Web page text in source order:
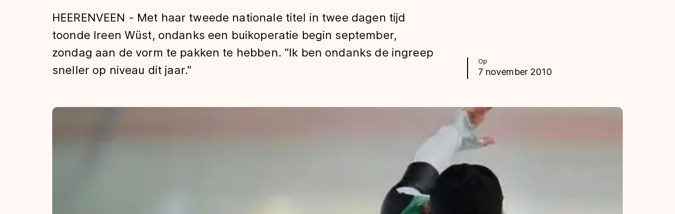
Tijden & historie
De weg op
Op
7 november 2010
HEERENVEEN - Met haar tweede nationale titel in twee dagen tijd
toonde Ireen Wüst, ondanks een buikoperatie begin september,
zondag aan de vorm te pakken te hebben. "Ik ben ondanks de ingreep
sneller op niveau dit jaar."